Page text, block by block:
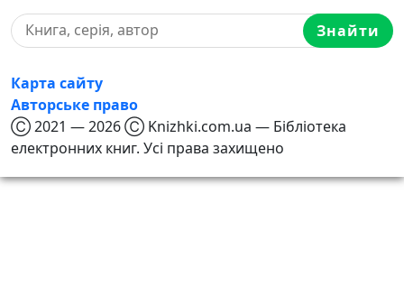
Знайти
Карта сайту
Авторське право
Ⓒ 2021 — 2026 Ⓒ Knizhki.com.ua — Бібліотека
електронних книг. Усі права захищено